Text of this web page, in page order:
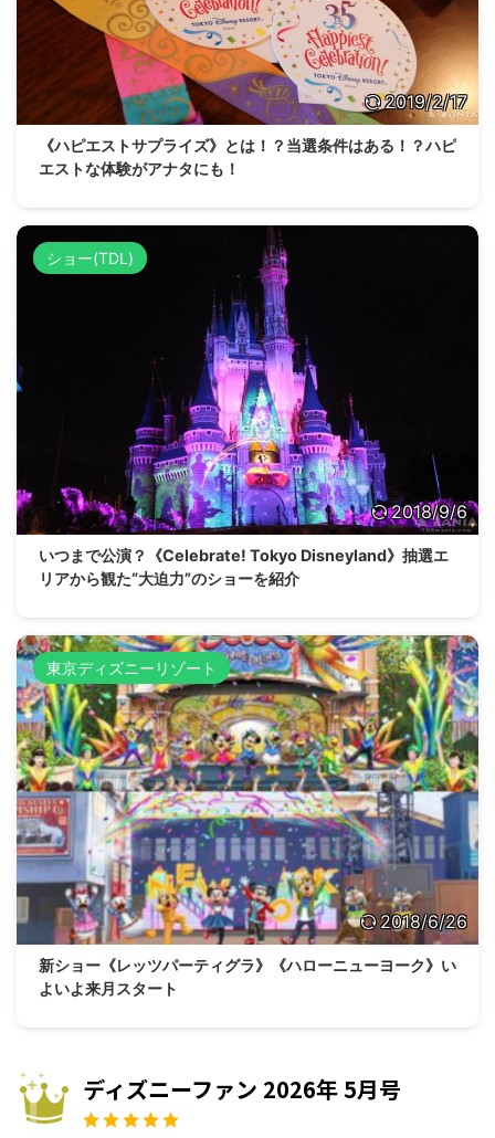
2019/2/17
《ハピエストサプライズ》とは！？当選条件はある！？ハピ
エストな体験がアナタにも！
ショー(TDL)
2018/9/6
いつまで公演？《Celebrate! Tokyo Disneyland》抽選エ
リアから観た“大迫力”のショーを紹介
東京ディズニーリゾート
2018/6/26
新ショー《レッツパーティグラ》《ハローニューヨーク》い
よいよ来月スタート
ディズニーファン 2026年 5月号